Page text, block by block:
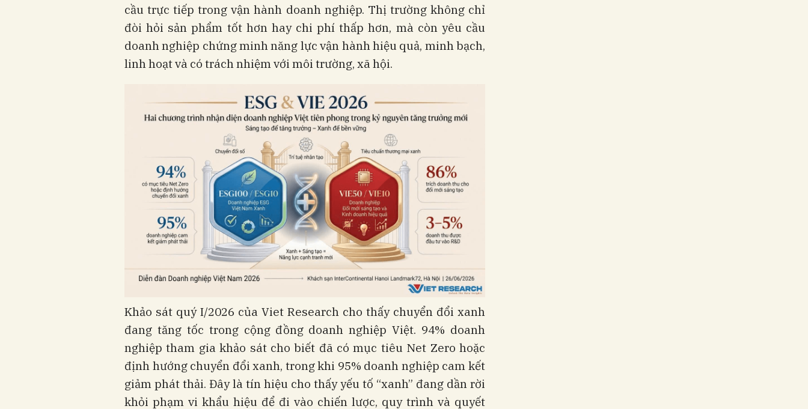
cầu trực tiếp trong vận hành doanh nghiệp. Thị trường không chỉ
đòi hỏi sản phẩm tốt hơn hay chi phí thấp hơn, mà còn yêu cầu
doanh nghiệp chứng minh năng lực vận hành hiệu quả, minh bạch,
linh hoạt và có trách nhiệm với môi trường, xã hội.
Khảo sát quý I/2026 của Viet Research cho thấy chuyển đổi xanh
đang tăng tốc trong cộng đồng doanh nghiệp Việt. 94% doanh
nghiệp tham gia khảo sát cho biết đã có mục tiêu Net Zero hoặc
định hướng chuyển đổi xanh, trong khi 95% doanh nghiệp cam kết
giảm phát thải. Đây là tín hiệu cho thấy yếu tố “xanh” đang dần rời
khỏi phạm vi khẩu hiệu để đi vào chiến lược, quy trình và quyết